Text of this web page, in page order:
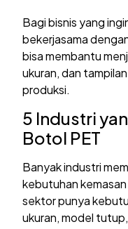
Bagi bisnis yang
bekerjasama
bisa membantu
ukuran, dan
produksi.
5 Industri
Botol PET
Banyak industri
kebutuhan
sektor punya
ukuran, model